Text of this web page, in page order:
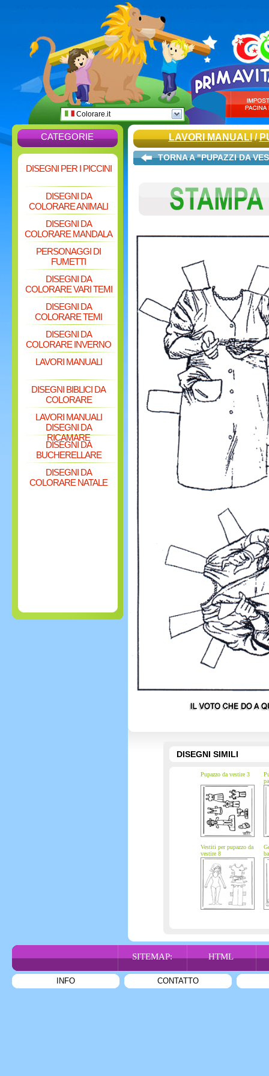
Colorare.it
CATEGORIE
DISEGNI PER I PICCINI
DISEGNI DA
COLORARE ANIMALI
DISEGNI DA
COLORARE MANDALA
PERSONAGGI DI
FUMETTI
DISEGNI DA
COLORARE VARI TEMI
DISEGNI DA
COLORARE TEMI
DISEGNI DA
COLORARE INVERNO
LAVORI MANUALI
DISEGNI BIBLICI DA
COLORARE
LAVORI MANUALI
DISEGNI DA
RICAMARE
DISEGNI DA
BUCHERELLARE
DISEGNI DA
COLORARE NATALE
LAVORI MANUALI/
TORNA A "PUPAZZI DA
DISEGNI SIMILI
Pupazzo da vestire 3
Vestiti per pupazzo da
vestire 8
SITEMAP: HTML
INFO CONTATTO